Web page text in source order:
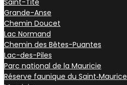
Grande-Anse
Chemin Doucet
Lac Normand
Chemin des Bêtes-Puantes
Lac-des-Piles
Parc national de la Mauricie
Réserve faunique du Saint‑Maurice